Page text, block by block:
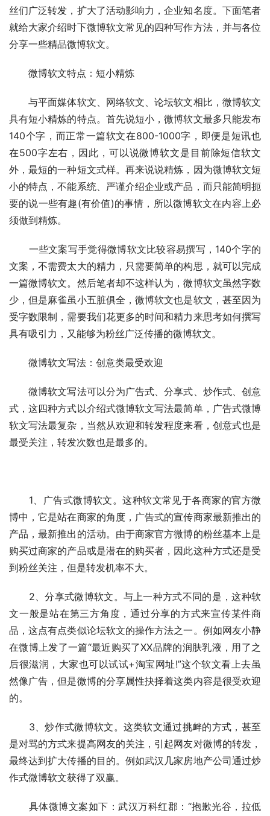
丝们广泛转发，扩大了活动影响力，企业知名度。下面笔者
就给大家介绍时下微博软文常见的四种写作方法，并与各位
分享一些精品微博软文。
微博软文特点：短小精炼
与平面媒体软文、网络软文、论坛软文相比，微博软文
具有短小精炼的特点。首先说短小，微博软文最多只能发布
140个字，而正常一篇软文在800-1000字，即便是短讯也
在500字左右，因此，可以说微博软文是目前除短信软文
外，最短的一种短文式样。再来说说精炼，因为微博软文短
小的特点，不能系统、严谨介绍企业或产品，而只能简明扼
要的说一些有趣(有价值)的事情，所以微博软文在内容上必
须做到精炼。
一些文案写手觉得微博软文比较容易撰写，140个字的
文案，不需费太大的精力，只需要简单的构思，就可以完成
一篇微博软文。然后笔者却不这样认为，微博软文虽然字数
少，但是麻雀虽小五脏俱全，微博软文也是软文，甚至因为
受字数限制，需要我们花更多的时间和精力来思考如何撰写
具有吸引力，又能够为粉丝广泛传播的微博软文。
微博软文写法：创意类最受欢迎
微博软文写法可以分为广告式、分享式、炒作式、创意
式，这四种方式以介绍式微博软文写法最简单，广告式微博
软文写法最复杂，当然从欢迎和转发程度来看，创意式也是
最受关注，转发次数也是最多的。
1、广告式微博软文。这种软文常见于各商家的官方微
博中，它是站在商家的角度，广告式的宣传商家最新推出的
产品，最新推出的活动。由于商家官方微博的粉丝基本上是
购买过商家的产品或是潜在的购买者，因此这种方式还是受
到粉丝关注，但是转发机率不大。
2、分享式微博软文。与上一种方式不同的是，这种软
文一般是站在第三方角度，通过分享的方式来宣传某件商
品，这点有点类似论坛软文的操作方法之一。例如网友小静
在微博上发了一篇“最近购买了XX品牌的润肤乳液，用了之
后很滋润，大家也可以试试+淘宝网址!”这个软文看上去虽
然像广告，但是微博的分享属性抉择着这类内容是很受欢迎
的。
3、炒作式微博软文。这类软文通过挑衅的方式，甚至
是对骂的方式来提高网友的关注，引起网友对微博的转发，
最终达到扩大传播的目的。例如武汉几家房地产公司通过炒
作式微博软文获得了双赢。
具体微博文案如下：武汉万科红郡：“抱歉光谷，拉低